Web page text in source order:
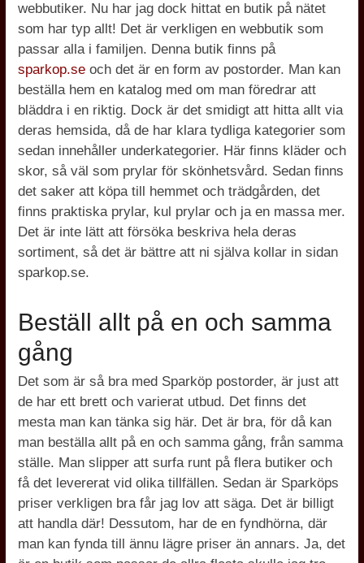
webbutiker. Nu har jag dock hittat en butik på nätet
som har typ allt! Det är verkligen en webbutik som
passar alla i familjen. Denna butik finns på
sparkop.seoch det är en form av postorder. Man kan
beställa hem en katalog med om man föredrar att
bläddra i en riktig. Dock är det smidigt att hitta allt via
deras hemsida, då de har klara tydliga kategorier som
sedan innehåller underkategorier. Här finns kläder och
skor, så väl som prylar för skönhetsvård. Sedan finns
det saker att köpa till hemmet och trädgården, det
finns praktiska prylar, kul prylar och ja en massa mer.
Det är inte lätt att försöka beskriva hela deras
sortiment, så det är bättre att ni själva kollar in sidan
sparkop.se.
Beställ allt på en och samma
gång
Det som är så bra med Sparköp postorder, är just att
de har ett brett och varierat utbud. Det finns det
mesta man kan tänka sig här. Det är bra, för då kan
man beställa allt på en och samma gång, från samma
ställe. Man slipper att surfa runt på flera butiker och
få det levererat vid olika tillfällen. Sedan är Sparköps
priser verkligen bra får jag lov att säga. Det är billigt
att handla där! Dessutom, har de en fyndhörna, där
man kan fynda till ännu lägre priser än annars. Ja, det